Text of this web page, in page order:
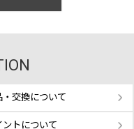
・交換について
ントについて